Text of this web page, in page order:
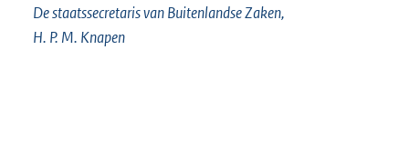
De staatssecretaris van Buitenlandse Zaken,
H. P. M. Knapen